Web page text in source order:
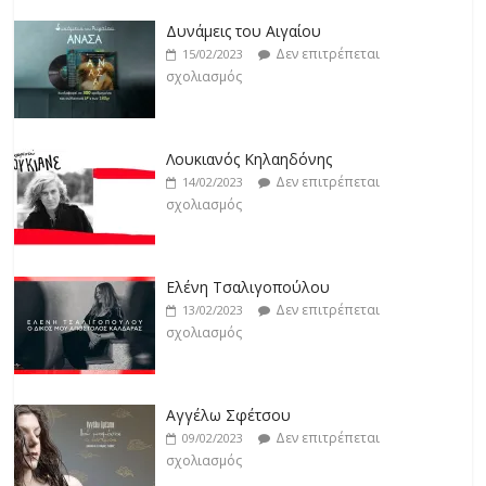
19/02/2023
Δεν επιτρέπεται
σχολιασμός
19/02/2023
Δεν επιτρέπεται
σχολιασμός
Λουκιανός Κηλαηδόνης
14/02/2023
Δεν επιτρέπεται
σχολιασμός
Ελένη Τσαλιγοπούλου
13/02/2023
Δεν επιτρέπεται
σχολιασμός
Αγγέλω Σφέτσου
09/02/2023
Δεν επιτρέπεται
σχολιασμός
Γιάννης Λογοθέτης
09/02/2023
Δεν επιτρέπεται
σχολιασμός